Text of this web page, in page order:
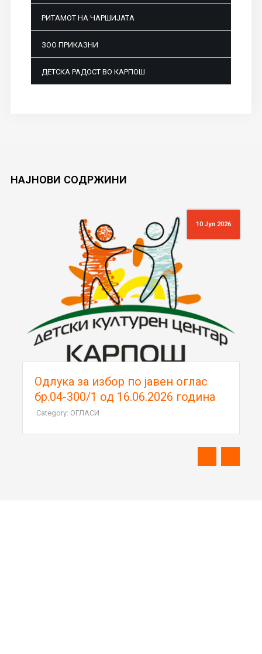
РИТАМОТ НА ЧАРШИЈАТА
ЗОО ПРИКАЗНИ
ДЕТСКА РАДОСТ ВО КАРПОШ
НАЈНОВИ СОДРЖИНИ
10 Јул 2026
Oдлука за избор по јавен оглас
бр.04-300/1 од 16.06.2026 година
Category: ОГЛАСИ